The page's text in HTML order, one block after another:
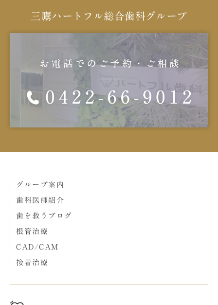
三鷹ハートフル総合歯科グループ
グループ案内
歯科医師紹介
歯を救うブログ
根管治療
CAD/CAM
接着治療